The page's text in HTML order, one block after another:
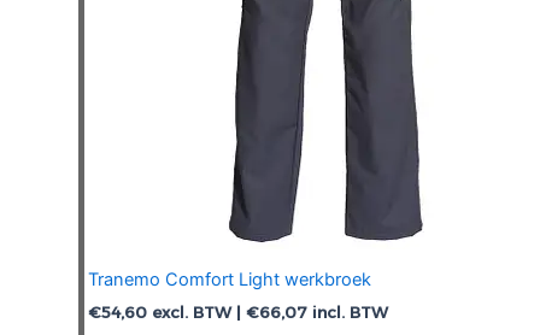
productpagina
Tranemo Comfort Light werkbroek
€54,60 excl. BTW | €66,07 incl. BTW